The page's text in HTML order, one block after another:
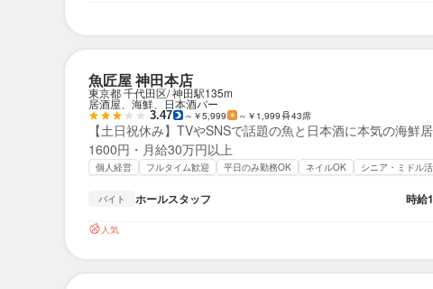
魚匠屋 神田本店
東京都 千代田区 神田駅135m
居酒屋、海鮮、日本酒バー
3.47 ～￥5,999 ～￥1,999 43席
【土日祝休み】TVやSNSで話題の魚と日本酒に本気の海鮮
1600円・月給30万円以上
個人経営 フルタイム歓迎 平日のみ勤務OK ネイルOK シニア・ミドル
バイト ホールスタッフ 時給
人気